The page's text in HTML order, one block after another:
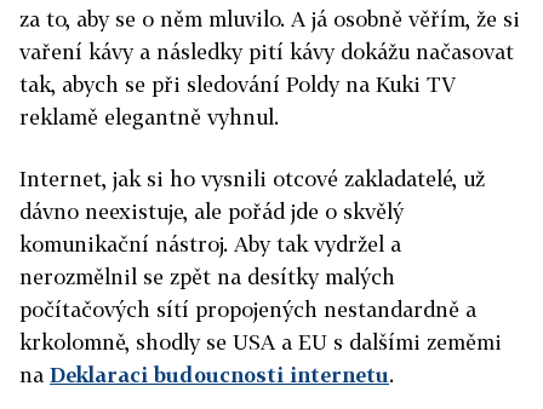
za to, aby se o něm mluvilo. A já osobně věřím, že si
vaření kávy a následky pití kávy dokážu načasovat
tak, abych se při sledování Poldy na Kuki TV
reklamě elegantně vyhnul.
Internet, jak si ho vysnili otcové zakladatelé, už
dávno neexistuje, ale pořád jde o skvělý
komunikační nástroj. Aby tak vydržel a
nerozmělnil se zpět na desítky malých
počítačových sítí propojených nestandardně a
krkolomně, shodly se USA a EU s dalšími zeměmi
na Deklaraci budoucnosti internetu.